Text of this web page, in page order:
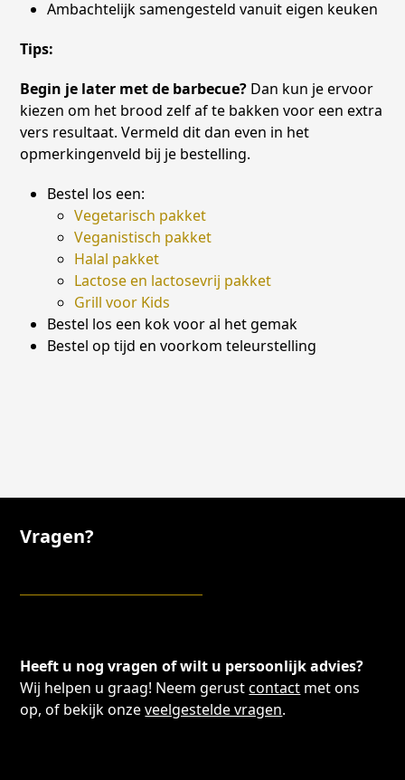
Ambachtelijk samengesteld vanuit eigen keuken
Tips:
Begin je later met de barbecue? Dan kun je ervoor
kiezen om het brood zelf af te bakken voor een extra
vers resultaat. Vermeld dit dan even in het
opmerkingenveld bij je bestelling.
Bestel los een:
Vegetarisch pakket
Veganistisch pakket
Halal pakket
Lactose en lactosevrij pakket
Grill voor Kids
Bestel los een kok voor al het gemak
Bestel op tijd en voorkom teleurstelling
Vragen?
Heeft u nog vragen of wilt u persoonlijk advies?
Wij helpen u graag! Neem gerustcontact met ons
op, of bekijk onzeveelgestelde vragen.